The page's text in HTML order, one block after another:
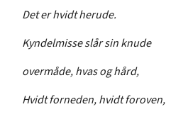
Det er hvidt herude.
Kyndelmisse slår sin knude
overmåde, hvas og hård,
Hvidt forneden, hvidt foroven,